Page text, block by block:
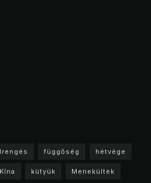
függőség hétvége
Kína kütyük Menekültek